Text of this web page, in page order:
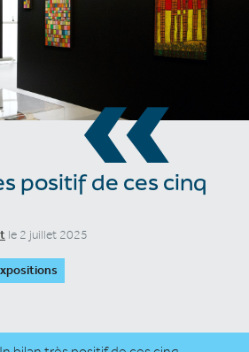
«
positif de ces cinq
le 2 juillet 2025